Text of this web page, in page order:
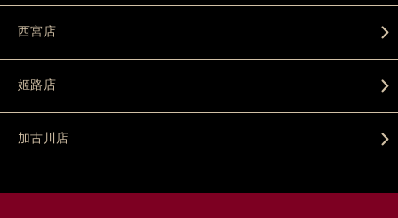
西宮店
姬路店
加古川店